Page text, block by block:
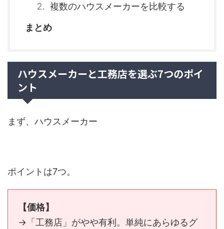
複数のハウスメーカーを比較する
まとめ
ハウスメーカーと工務店を選ぶ7つのポイ
ント
まず、ハウスメーカー
ポイントは7つ。
【価格】
→「工務店」がやや有利。単純にあらゆるグ